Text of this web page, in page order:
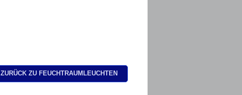
ZURÜCK ZU FEUCHTRAUMLEUCHTEN